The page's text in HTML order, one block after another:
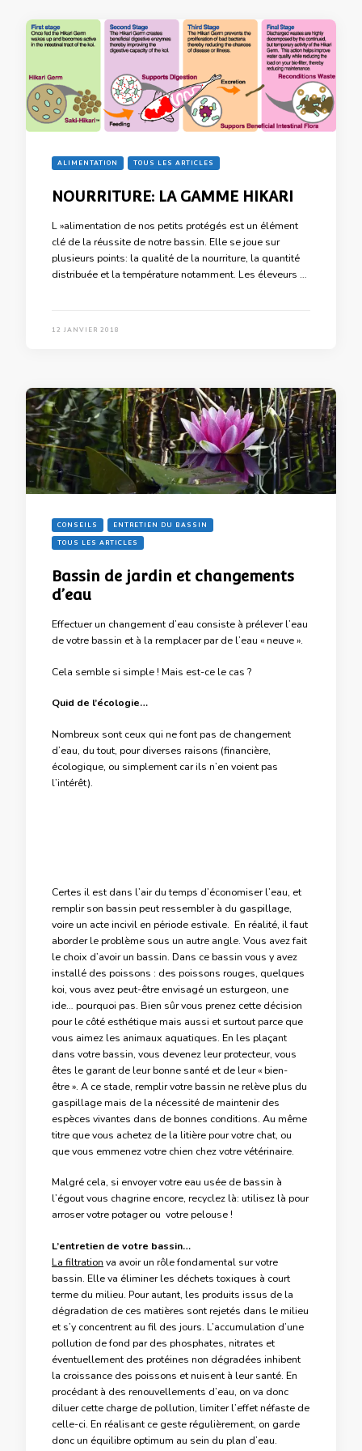
ALIMENTATION TOUS LES ARTICLES
NOURRITURE: LA GAMME HIKARI
L »alimentation de nos petits protégés est un élément
clé de la réussite de notre bassin. Elle se joue sur
plusieurs points: la qualité de la nourriture, la quantité
distribuée et la température notamment. Les éleveurs …
12 JANVIER 2018
CONSEILS
ENTRETIEN DU BASSIN
TOUS LES ARTICLES
Bassin de jardin et changements
d’eau
Effectuer un changement d’eau consiste à prélever l’eau
de votre bassin et à la remplacer par de l’eau « neuve ».
Cela semble si simple ! Mais est-ce le cas ?
Quid de l’écologie…
Nombreux sont ceux qui ne font pas de changement
d’eau, du tout, pour diverses raisons (financière,
écologique, ou simplement car ils n’en voient pas
l’intérêt).
Certes il est dans l’air du temps d’économiser l’eau, et
remplir son bassin peut ressembler à du gaspillage,
voire un acte incivil en période estivale. En réalité, il faut
aborder le problème sous un autre angle. Vous avez fait
le choix d’avoir un bassin. Dans ce bassin vous y avez
installé des poissons : des poissons rouges, quelques
koi, vous avez peut-être envisagé un esturgeon, une
ide… pourquoi pas. Bien sûr vous prenez cette décision
pour le côté esthétique mais aussi et surtout parce que
vous aimez les animaux aquatiques. En les plaçant
dans votre bassin, vous devenez leur protecteur, vous
êtes le garant de leur bonne santé et de leur « bien-
être ». A ce stade, remplir votre bassin ne relève plus du
gaspillage mais de la nécessité de maintenir des
espèces vivantes dans de bonnes conditions. Au même
titre que vous achetez de la litière pour votre chat, ou
que vous emmenez votre chien chez votre vétérinaire.
Malgré cela, si envoyer votre eau usée de bassin à
l’égout vous chagrine encore, recyclez là: utilisez là pour
arroser votre potager ou votre pelouse !
L’entretien de votre bassin…
La filtration va avoir un rôle fondamental sur votre
bassin. Elle va éliminer les déchets toxiques à court
terme du milieu. Pour autant, les produits issus de la
dégradation de ces matières sont rejetés dans le milieu
et s’y concentrent au fil des jours. L’accumulation d’une
pollution de fond par des phosphates, nitrates et
éventuellement des protéines non dégradées inhibent
la croissance des poissons et nuisent à leur santé. En
procédant à des renouvellements d’eau, on va donc
diluer cette charge de pollution, limiter l’effet néfaste de
celle-ci. En réalisant ce geste régulièrement, on garde
donc un équilibre optimum au sein du plan d’eau.